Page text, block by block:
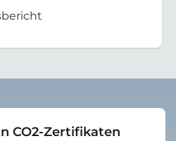
CO2-Zertifikaten